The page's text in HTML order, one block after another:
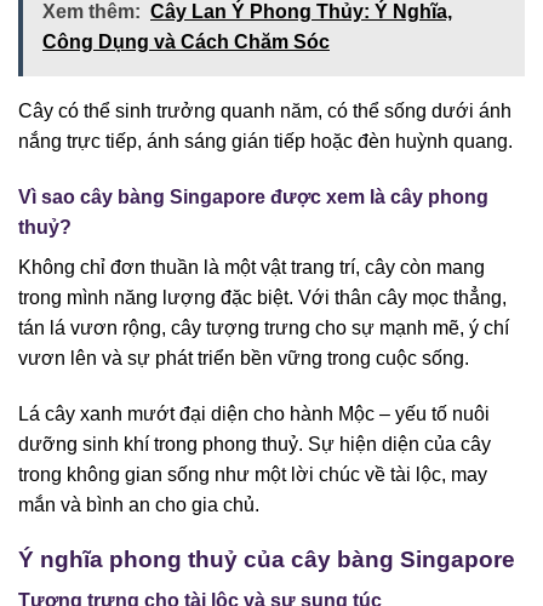
Xem thêm: Cây Lan Ý Phong Thủy: Ý Nghĩa,
Công Dụng và Cách Chăm Sóc
Cây có thể sinh trưởng quanh năm, có thể sống dưới ánh
nắng trực tiếp, ánh sáng gián tiếp hoặc đèn huỳnh quang.
Vì sao cây bàng Singapore được xem là cây phong
thuỷ?
Không chỉ đơn thuần là một vật trang trí, cây còn mang
trong mình năng lượng đặc biệt. Với thân cây mọc thẳng,
tán lá vươn rộng, cây tượng trưng cho sự mạnh mẽ, ý chí
vươn lên và sự phát triển bền vững trong cuộc sống.
Lá cây xanh mướt đại diện cho hành Mộc – yếu tố nuôi
dưỡng sinh khí trong phong thuỷ. Sự hiện diện của cây
trong không gian sống như một lời chúc về tài lộc, may
mắn và bình an cho gia chủ.
Ý nghĩa phong thuỷ của cây bàng Singapore
Tượng trưng cho tài lộc và sự sung túc